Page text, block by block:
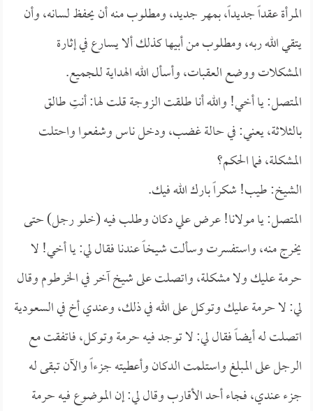
المرأة عقداً جديداً، بمهر جديد، ومطلوب منه أن يحفظ لسانه، وأن
يتقي الله ربه، ومطلوب من أبيها كذلك ألا يسارع في إثارة
المشكلات ووضع العقبات، وأسأل الله الهداية للجميع.
المتصل: يا أخي! والله أنا طلقت الزوجة قلت لها: أنتِ طالق
بالثلاثة، يعني: في حالة غضب، ودخل ناس وشفعوا واحتلت
المشكلة، فما الحكم؟
الشيخ: طيب! شكراً بارك الله فيك.
المتصل: يا مولانا! عرض علي دكان وطلب فيه (خلو رجل) حتى
يخرج منه، واستفسرت وسألت شيخاً عندنا فقال لي: يا أخي! لا
حرمة عليك ولا مشكلة، واتصلت على شيخ آخر في الخرطوم وقال
لي: لا حرمة عليك وتوكل على الله في ذلك، وعندي أخ في السعودية
اتصلت له أيضاً فقال لي: لا توجد فيه حرمة وتوكل، فاتفقت مع
الرجل على المبلغ واستلمت الدكان وأعطيته جزءاً والآن تبقى له
جزء عندي، فجاء أحد الأقارب وقال لي: إن الموضوع فيه حرمة